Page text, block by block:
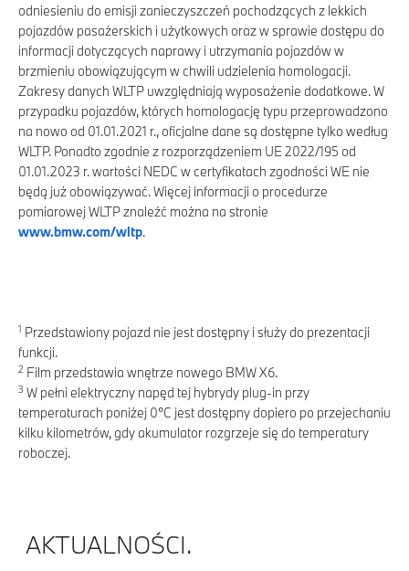
odniesieniu do emisji zanieczyszczeń pochodzących z lekkich
pojazdów pasażerskich i użytkowych oraz w sprawie dostępu do
informacji dotyczących naprawy i utrzymania pojazdów w
brzmieniu obowiązującym w chwili udzielenia homologacji.
Zakresy danych WLTP uwzględniają wyposażenie dodatkowe. W
przypadku pojazdów, których homologację typu przeprowadzono
na nowo od 01.01.2021 r., oficjalne dane są dostępne tylko według
WLTP. Ponadto zgodnie z rozporządzeniem UE 2022/195 od
01.01.2023 r. wartości NEDC w certyfikatach zgodności WE nie
będą już obowiązywać. Więcej informacji o procedurze
pomiarowej WLTP znaleźć można na stronie
www.bmw.com/wltp.
1 Przedstawiony pojazd nie jest dostępny i służy do prezentacji
funkcji.
2 Film przedstawia wnętrze nowego BMW X6.
3 W pełni elektryczny napęd tej hybrydy plug-in przy
temperaturach poniżej 0°C jest dostępny dopiero po przejechaniu
kilku kilometrów, gdy akumulator rozgrzeje się do temperatury
roboczej.
AKTUALNOŚCI.